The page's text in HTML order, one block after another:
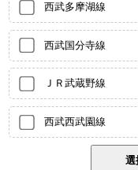
西武多摩湖線
西武国分寺線
ＪＲ武蔵野線
西武西武園線